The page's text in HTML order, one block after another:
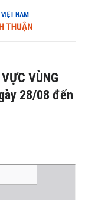
VÙNG
28/08 đến